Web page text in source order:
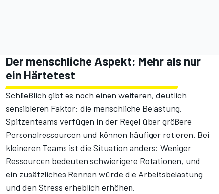
Der menschliche Aspekt: Mehr als nur
ein Härtetest
Schließlich gibt es noch einen weiteren, deutlich
sensibleren Faktor: die menschliche Belastung.
Spitzenteams verfügen in der Regel über größere
Personalressourcen und können häufiger rotieren. Bei
kleineren Teams ist die Situation anders: Weniger
Ressourcen bedeuten schwierigere Rotationen, und
ein zusätzliches Rennen würde die Arbeitsbelastung
und den Stress erheblich erhöhen.